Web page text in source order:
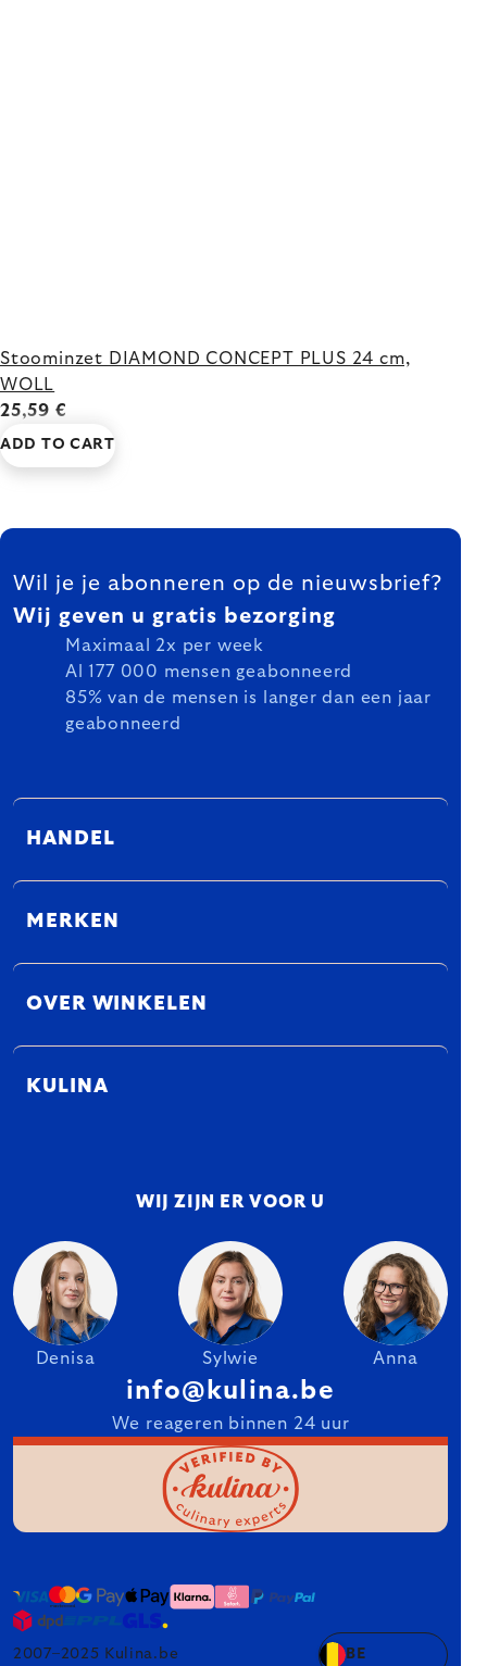
Stoominzet DIAMOND CONCEPT PLUS 24 cm,
WOLL
25,59 €
ADD TO CART
FOOTER
Wil je je abonneren op de nieuwsbrief?
Wij geven u gratis bezorging
Maximaal 2x per week
Al 177 000 mensen geabonneerd
85% van de mensen is langer dan een jaar
geabonneerd
HANDEL
MERKEN
OVER WINKELEN
KULINA
WIJ ZIJN ER VOOR U
Denisa Sylwie Anna
info@kulina.be
We reageren binnen 24 uur
2007–2025 Kulina.be BE